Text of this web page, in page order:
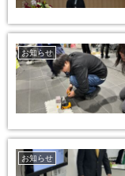
お知らせ
お知らせ